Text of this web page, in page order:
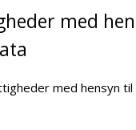
med
med hensyn